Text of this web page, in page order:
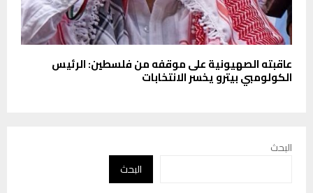
عاقبته الصهيونية على موقفه من فلسطين: الرئيس
الكولومبي بيترو يخسر الانتخابات
البحث
البحث